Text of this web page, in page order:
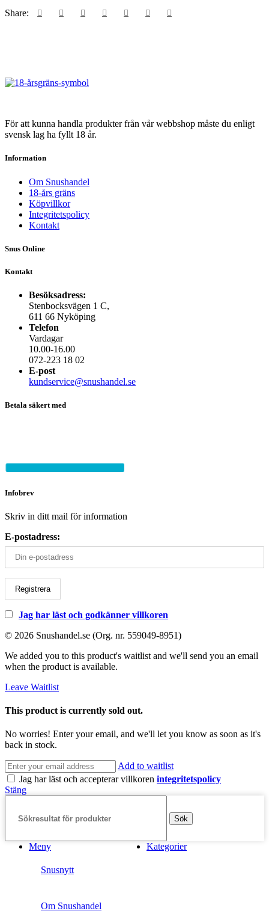
Share:
För att kunna handla produkter från vår webbshop måste du enligt
svensk lag ha fyllt 18 år.
Information
Om Snushandel
18-års gräns
Köpvillkor
Integritetspolicy
Kontakt
Snus Online
Kontakt
Besöksadress:
Stenbocksvägen 1 C,
611 66 Nyköping
Telefon
Vardagar
10.00-16.00
072-223 18 02
E-post
kundservice@snushandel.se
Betala säkert med
Infobrev
Skriv in ditt mail för information
E-postadress:
Jag har läst och godkänner villkoren
© 2026 Snushandel.se (Org. nr. 559049-8951)
We added you to this product's waitlist and we'll send you an email
when the product is available.
Leave Waitlist
This product is currently sold out.
No worries! Enter your email, and we'll let you know as soon as it's
back in stock.
Add to waitlist
Jag har läst och accepterar villkoren integritetspolicy
Stäng
Sök
Meny Kategorier
Snusnytt
Om Snushandel